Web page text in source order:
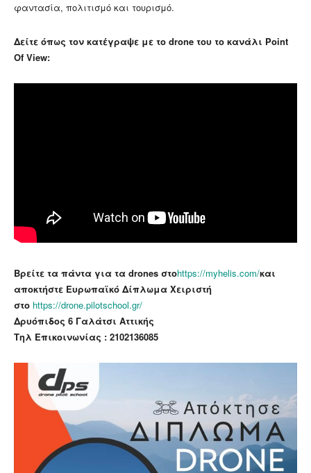
φαντασία, πολιτισμό και τουρισμό.
Δείτε όπως τον κατέγραψε με το drone του το κανάλι Point
Of View:
Βρείτε τα πάντα για τα drones στοhttps://myhelis.com/και
αποκτήστε Ευρωπαϊκό Δίπλωμα Χειριστή
στο https://drone.pilotschool.gr/
Δρυόπιδος 6 Γαλάτσι Αττικής
Τηλ Επικοινωνίας : 2102136085